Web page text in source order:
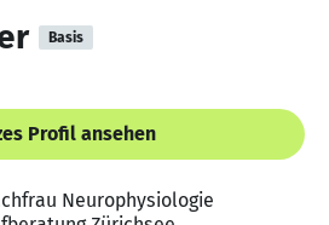
Basis
Profil ansehen
Neurophysiologie